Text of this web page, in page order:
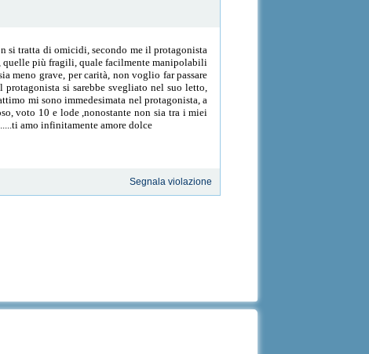
si tratta di omicidi, secondo me il protagonista
quelle più fragili, quale facilmente manipolabili
meno grave, per carità, non voglio far passare
si sarebbe svegliato nel suo letto,
mi sono immedesimata nel protagonista, a
voto 10 e lode ,nonostante non sia tra i miei
amo infinitamente amore dolce
Segnala violazione